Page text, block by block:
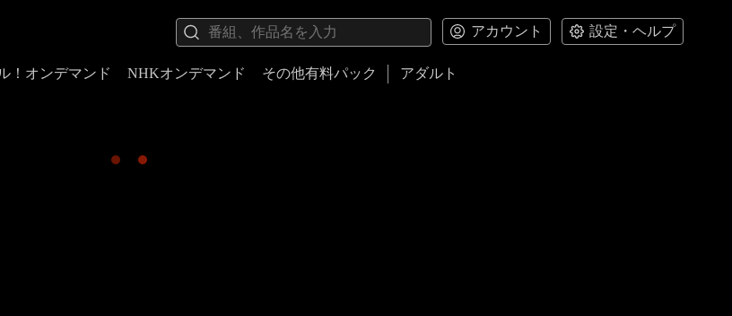
アカウント 設定・ヘルプ
！オンデマンド NHKオンデマンド その他有料パック アダルト